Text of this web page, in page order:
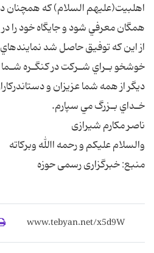
اهلبيت(عليهم السلام) كه همچنان
همگان معرفي شود و جايگاه خود را در
از اين كه توفيق حاصل شد
خوشخو بـراي شـركت در كنگـره
ديگر از همه شما عزيزان و
خـداي بـزرگ مي سپارم.
ناصر مکارم شیرازی
والسلام عليكم و رحمه االله وبركاته
منبع: خبرگزاری رسمی حوزه